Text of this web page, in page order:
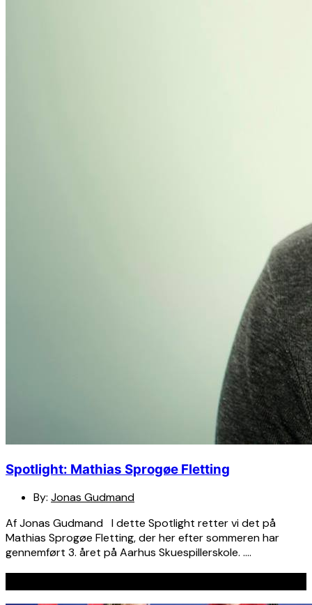
Spotlight: Mathias Sprogøe Fletting
By: Jonas Gudmand
Af Jonas Gudmand I dette Spotlight retter vi det på
Mathias Sprogøe Fletting, der her efter sommeren har
gennemført 3. året på Aarhus Skuespillerskole. ….